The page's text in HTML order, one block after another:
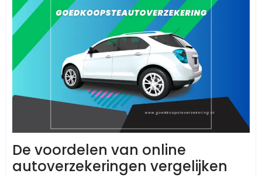
De voordelen van online
autoverzekeringen vergelijken